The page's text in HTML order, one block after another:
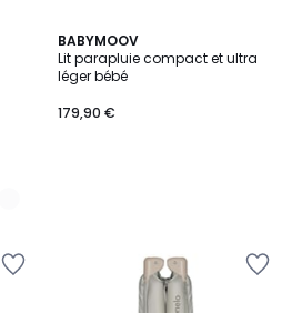
BABYMOOV
Lit parapluie compact et ultra
léger bébé
179,90 €